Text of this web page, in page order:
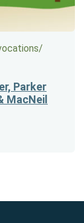
Parker
MacNeil